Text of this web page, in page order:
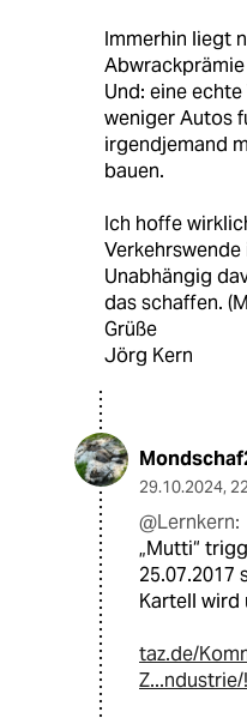
Immerhin liegt
Und: eine
weniger Autos
irgendjemand
bauen.
Ich hoffe
Verkehrswende
Unabhängig
das schaffen.
Grüße
Jörg Kern
29.10.2024,
@Lernkern:
„Mutti“
25.07.2017
Kartell wird
taz.de/